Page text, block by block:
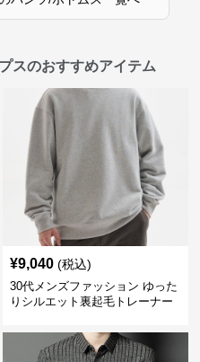
スのおすすめアイテム
¥9,040 (税込)
30代メンズファッション ゆった
りシルエット裏起毛トレーナー